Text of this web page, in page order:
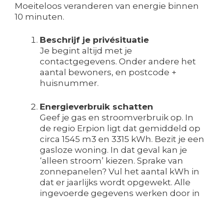
Moeiteloos veranderen van energie binnen
10 minuten.
Beschrijf je privésituatie
Je begint altijd met je
contactgegevens. Onder andere het
aantal bewoners, en postcode +
huisnummer.
Energieverbruik schatten
Geef je gas en stroomverbruik op. In
de regio Erpion ligt dat gemiddeld op
circa 1545 m3 en 3315 kWh. Bezit je een
gasloze woning. In dat geval kan je
‘alleen stroom’ kiezen. Sprake van
zonnepanelen? Vul het aantal kWh in
dat er jaarlijks wordt opgewekt. Alle
ingevoerde gegevens werken door in